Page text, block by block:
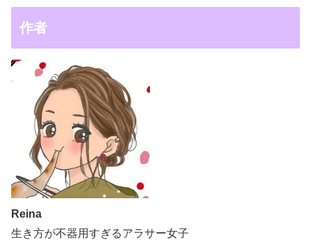
作者
Reina
生き方が不器用すぎるアラサー女子